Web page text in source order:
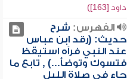
داود [163])
الفهرس: شرح
حديث: (رقد ابن عباس
عند النبي فرآه استيقظ
فتسوك وتوضأ...) , تابع ما
جاء في صلاة الليل